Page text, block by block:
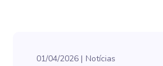
01/04/2026 Notícias